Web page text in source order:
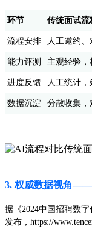
环节 传统面试流
流程安排 人工邀约
能力评测 主观经验，
进度反馈 人工统计，
数据沉淀 分散收集，
3. 权威数据视角
据《2024中国招聘数
发布，https://